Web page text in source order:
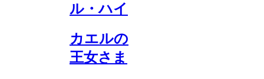
ル・ハイ
カエルの
王女さま